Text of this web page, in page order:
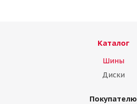
Каталог
Шины
Диски
Покупателю